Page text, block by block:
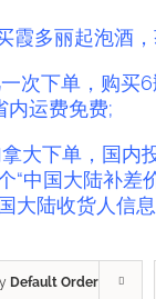
霞多丽起泡酒，
一次下单，购买
内运费免费;
大下单，国内
“中国大陆补差
大陆收货人信息
Default Order